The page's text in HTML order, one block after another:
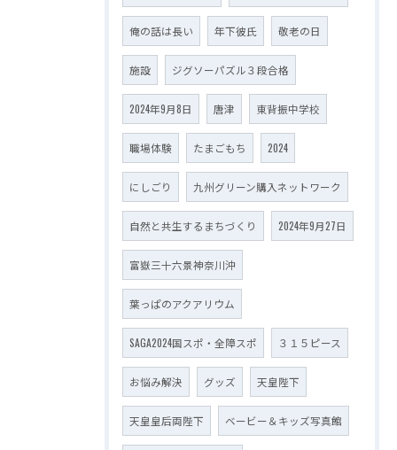
俺の話は長い 年下彼氏 敬老の日
施設 ジグソーパズル３段合格
2024年9月8日 唐津 東背振中学校
職場体験 たまごもち 2024
にしごり 九州グリーン購入ネットワーク
自然と共生するまちづくり 2024年9月27日
富嶽三十六景神奈川沖
葉っぱのアクアリウム
SAGA2024国スポ・全障スポ ３１５ピース
お悩み解決 グッズ 天皇陛下
天皇皇后両陛下 ベービー＆キッズ写真館